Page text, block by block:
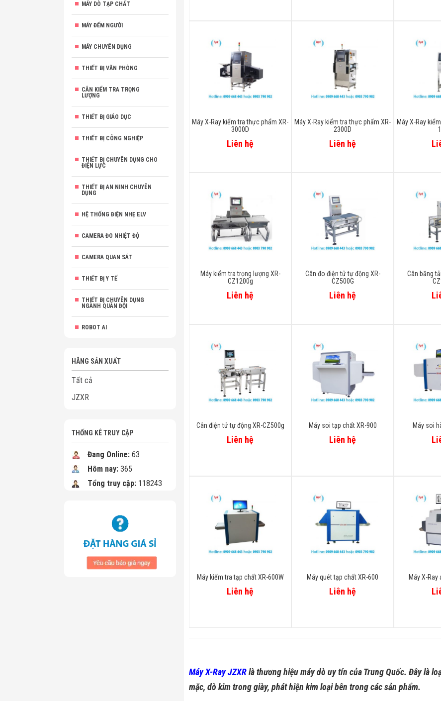
MÁY DÒ TẠP CHẤT
MÁY ĐẾM NGƯỜI
MÁY CHUYÊN DỤNG
THIẾT BỊ VĂN PHÒNG
CÂN KIỂM TRA TRỌNG
LƯỢNG
THIẾT BỊ GIÁO DỤC
THIẾT BỊ CÔNG NGHIỆP
THIẾT BỊ CHUYÊN DỤNG CHO
ĐIỆN LỰC
THIẾT BỊ AN NINH CHUYÊN
DỤNG
HỆ THỐNG ĐIỆN NHẸ ELV
CAMERA ĐO NHIỆT ĐỘ
CAMERA QUAN SÁT
THIẾT BỊ Y TẾ
THIẾT BỊ CHUYÊN DỤNG
NGÀNH QUÂN ĐỘI
ROBOT AI
HÃNG SẢN XUẤT
Tất cả
JZXR
THỐNG KÊ TRUY CẬP
Đang Online: 63
Hôm nay: 365
Tổng truy cập: 118243
Máy X-Ray kiểm tra thực phẩm XR-
3000D
Liên hệ
Máy X-Ray kiểm tra thực phẩm XR-
2300D
Liên hệ
Máy X-Ray
Máy kiểm tra trọng lượng XR-
CZ1200g
Liên hệ
Cân đo điện tử tự động XR-
CZ500G
Liên hệ
Cân băng
Cân điện tử tự động XR-CZ500g
Liên hệ
Máy soi tạp chất XR-900
Liên hệ
Máy soi
Máy kiểm tra tạp chất XR-600W
Liên hệ
Máy quét tạp chất XR-600
Liên hệ
Máy X-Ray
Máy X-Ray JZXRlà thương hiệu máy dò uy tín của Trung Quốc. Đây là
mặc, dò kim trong giày, phát hiện kim loại bên trong các sản phẩm.